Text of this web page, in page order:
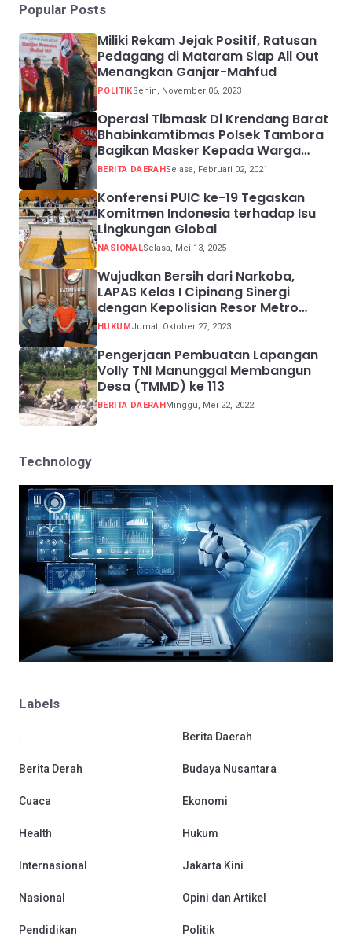
Popular Posts
Miliki Rekam Jejak Positif, Ratusan
Pedagang di Mataram Siap All Out
Menangkan Ganjar-Mahfud
POLITIKSenin, November 06, 2023
Operasi Tibmask Di Krendang Barat
Bhabinkamtibmas Polsek Tambora
Bagikan Masker Kepada Warga
Pelanggar Prokes
BERITA DAERAHSelasa, Februari 02, 2021
Konferensi PUIC ke-19 Tegaskan
Komitmen Indonesia terhadap Isu
Lingkungan Global
NASIONALSelasa, Mei 13, 2025
Wujudkan Bersih dari Narkoba,
LAPAS Kelas I Cipinang Sinergi
dengan Kepolisian Resor Metro
Jakarta Barat
HUKUMJumat, Oktober 27, 2023
Pengerjaan Pembuatan Lapangan
Volly TNI Manunggal Membangun
Desa (TMMD) ke 113
BERITA DAERAHMinggu, Mei 22, 2022
Technology
Labels
. Berita Daerah
Berita Derah Budaya Nusantara
Cuaca Ekonomi
Health Hukum
Internasional Jakarta Kini
Nasional Opini dan Artikel
Pendidikan Politik